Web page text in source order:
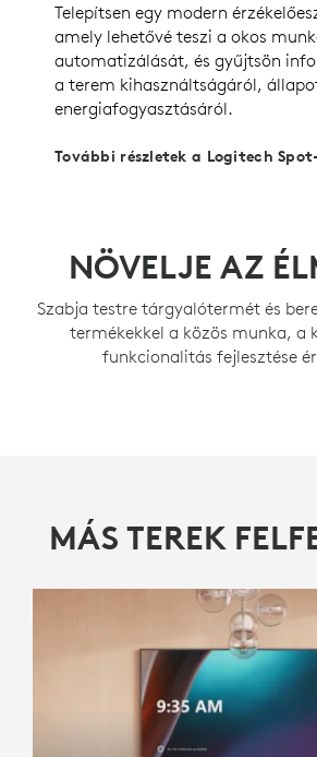
Telepítsen egy modern
amely lehetővé teszi a okos
automatizálását, és gyűjtsön
a terem kihasználtságáról,
energiafogyasztásáról.
További részletek a Logitech
NÖVELJE AZ
Szabja testre tárgyalótermét és
termékekkel a közös munka, a
funkcionalitás fejlesztése
MÁS TEREK